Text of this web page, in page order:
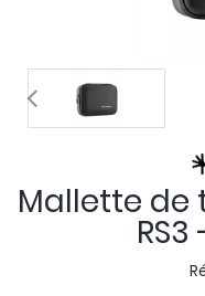
Mallette de
RS3